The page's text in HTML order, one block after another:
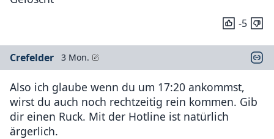
-5
Crefelder 3 Mon.
Also ich glaube wenn du um 17:20 ankommst,
wirst du auch noch rechtzeitig rein kommen. Gib
dir einen Ruck. Mit der Hotline ist natürlich
ärgerlich.